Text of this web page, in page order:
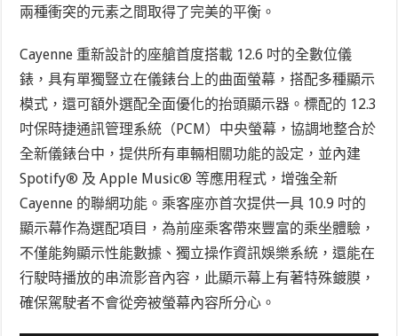
兩種衝突的元素之間取得了完美的平衡。
Cayenne 重新設計的座艙首度搭載 12.6 吋的全數位儀
錶，具有單獨豎立在儀錶台上的曲面螢幕，搭配多種顯示
模式，還可額外選配全面優化的抬頭顯示器。標配的 12.3
吋保時捷通訊管理系統（PCM）中央螢幕，協調地整合於
全新儀錶台中，提供所有車輛相關功能的設定，並內建
Spotify® 及 Apple Music®等應用程式，增強全新
Cayenne 的聯網功能 。乘客座亦首次提供一具 10.9 吋的
顯示幕作為選配項目，為前座乘客帶來豐富的乘坐體驗，
不僅能夠顯示性能數據、獨立操作資訊娛樂系統，還能在
行駛時播放的串流影音內容，此顯示幕上有著特殊鍍膜，
確保駕駛者不會從旁被螢幕內容所分心。